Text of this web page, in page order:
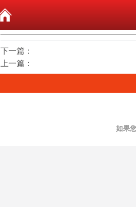
下一篇：
上一篇：
如果